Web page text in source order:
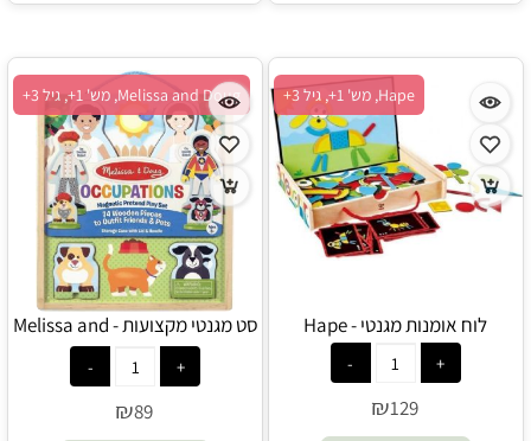
Hape, מש' 1+, גיל 3+
לוח אומנות מגנטי - Hape
₪129
Melissa and Doug, מש' 1+, גיל 3+
סט מגנטי מקצועות - Melissa and
₪89